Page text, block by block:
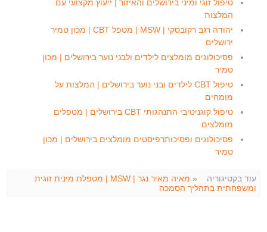
טיפול זוגי ומיני בירושלים והאיזור | ייעוץ מקצועי עם
המלצות
יהודה רגב רקובסקי | MSW | מטפל CBT | מכון טמיר
ירושלים
פסיכולוגים מומלצים לילדים ולבני נוער בירושלים | מכון
טמיר
טיפול CBT לילדים ובני נוער בירושלים | המלצות על
מומחים
טיפול קוגניטיבי התנהגותי CBT בירושלים | מטפלים
מומלצים
פסיכולוגים ופסיכותרפיסטים מומלצים בירושלים | מכון
טמיר
עוד בקטיגוריה
« מאיה מאיר נגר | MSW | מטפלת מינית זוגית
ומשפחתית בתהליך הסמכה